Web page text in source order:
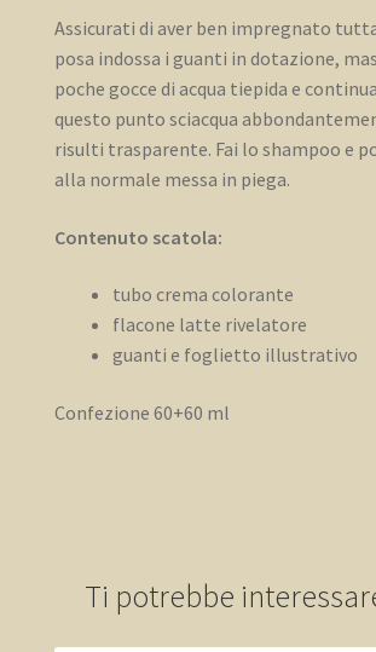
Assicurati di aver ben impregnato
posa indossa i guanti in dotazione,
poche gocce di acqua tiepida e
questo punto sciacqua
risulti trasparente. Fai lo shampoo e
alla normale messa in piega.
Contenuto scatola:
tubo crema colorante
flacone latte rivelatore
guanti e foglietto illustrativo
Confezione 60+60 ml
Ti potrebbe